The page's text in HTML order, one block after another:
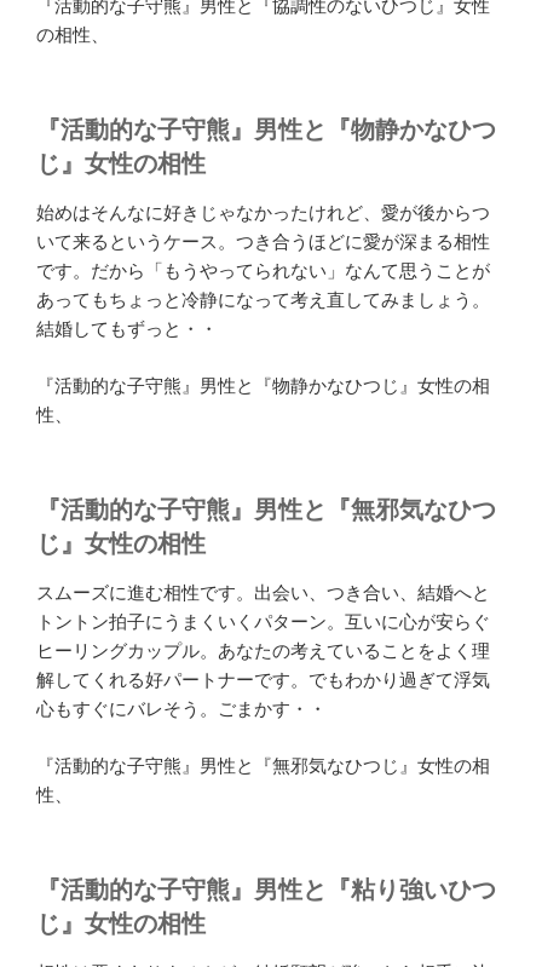
『活動的な子守熊』男性と『協調性のないひつじ』女性
の相性、
『活動的な子守熊』男性と『物静かなひつ
じ』女性の相性
始めはそんなに好きじゃなかったけれど、愛が後からつ
いて来るというケース。つき合うほどに愛が深まる相性
です。だから「もうやってられない」なんて思うことが
あってもちょっと冷静になって考え直してみましょう。
結婚してもずっと・・
『活動的な子守熊』男性と『物静かなひつじ』女性の相
性、
『活動的な子守熊』男性と『無邪気なひつ
じ』女性の相性
スムーズに進む相性です。出会い、つき合い、結婚へと
トントン拍子にうまくいくパターン。互いに心が安らぐ
ヒーリングカップル。あなたの考えていることをよく理
解してくれる好パートナーです。でもわかり過ぎて浮気
心もすぐにバレそう。ごまかす・・
『活動的な子守熊』男性と『無邪気なひつじ』女性の相
性、
『活動的な子守熊』男性と『粘り強いひつ
じ』女性の相性